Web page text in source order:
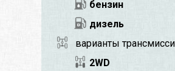
бензин
дизель
варианты
2WD